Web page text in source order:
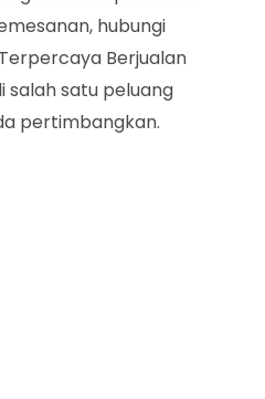
Bangli
hubungi
Berjualan
salah satu peluang
pertimbangkan.